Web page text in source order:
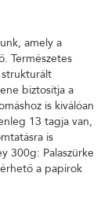
amely a
Természetes
biztosítja a
is kiválóan
13 tagja van,
is
300g: Palaszürke
a papírok